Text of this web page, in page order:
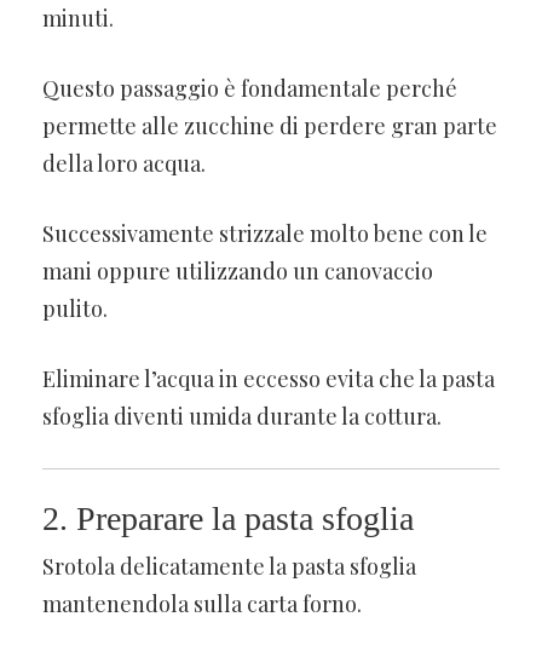
minuti.
Questo passaggio è fondamentale perché
permette alle zucchine di perdere gran parte
della loro acqua.
Successivamente strizzale molto bene con le
mani oppure utilizzando un canovaccio
pulito.
Eliminare l’acqua in eccesso evita che la pasta
sfoglia diventi umida durante la cottura.
2. Preparare la pasta sfoglia
Srotola delicatamente la pasta sfoglia
mantenendola sulla carta forno.